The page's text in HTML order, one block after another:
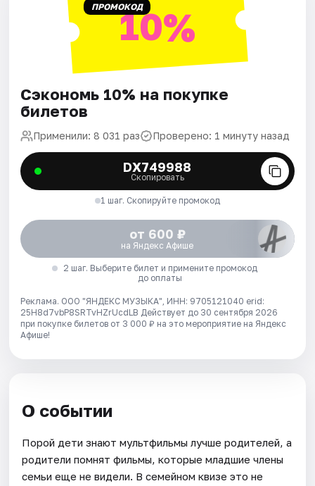
ПРОМОКОД10%
Сэкономь 10% на покупке
билетов
Применили: 8 031 раз Проверено: 1 минуту назад
DX749988
Скопировать
1 шаг. Скопируйте промокод
от 600 ₽
на Яндекс Афише
2 шаг. Выберите билет и примените промокод
до оплаты
Реклама. ООО "ЯНДЕКС МУЗЫКА", ИНН: 9705121040 erid:
25H8d7vbP8SRTvHZrUcdLB Действует до 30 сентября 2026
при покупке билетов от 3 000 ₽ на это мероприятие на Яндекс
Афише!
О событии
Порой дети знают мультфильмы лучше родителей, а
родители помнят фильмы, которые младшие члены
семьи еще не видели. В семейном квизе это не